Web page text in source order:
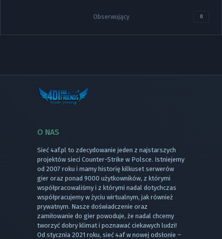
Obserwujący 0
O NAS
Sieć 4af.pl to zdecydowanie jeden z najstarszych
projektów sieci Counter-Strike w Polsce. Istniejemy
od 2007 roku i mamy historię kilkuset serwerów
gier oraz ponad 9000 użytkowników, z którymi
współpracowaliśmy i z którymi nadal dotychczas
współpracujemy w życiu wirtualnym, jak również
prywatnym. Nasze doświadczenie oraz
zamiłowanie do gier powoduje, że nadal chcemy
tworzyć dobry klimat i poznawać ciekawych ludzi!
Od stycznia 2021 roku, sieć 4af w nowej odsłonie –